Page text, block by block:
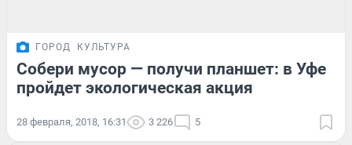
ГОРОД КУЛЬТУРА
Собери мусор — получи планшет: в Уфе
пройдет экологическая акция
28 февраля, 2018, 16:31 3 226 5